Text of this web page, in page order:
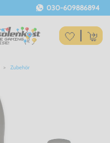
030-609886894
Zubehör